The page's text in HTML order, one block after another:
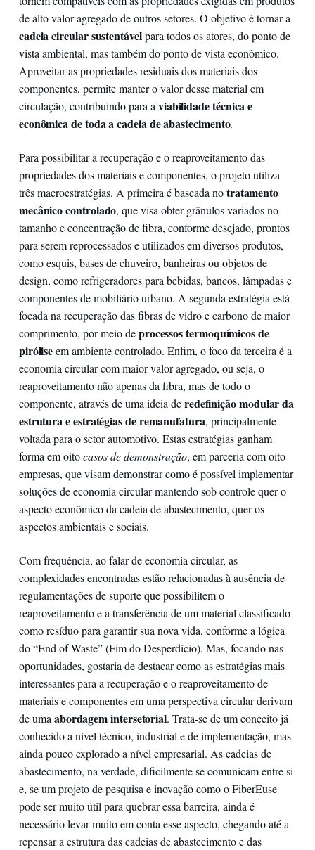
de alto valor agregado de outros setores. O objetivo é tornar a
cadeia circular sustentávelpara todos os atores, do ponto de
vista ambiental, mas também do ponto de vista econômico.
Aproveitar as propriedades residuais dos materiais dos
componentes, permite manter o valor desse material em
circulação, contribuindo para a viabilidade técnica e
econômica de toda a cadeia de abastecimento.
Para possibilitar a recuperação e o reaproveitamento das
propriedades dos materiais e componentes, o projeto utiliza
três macroestratégias. A primeira é baseada notratamento
mecânico controlado, que visa obter grânulos variados no
tamanho e concentração de fibra, conforme desejado, prontos
para serem reprocessados e utilizados em diversos produtos,
como esquis, bases de chuveiro, banheiras ou objetos de
design, como refrigeradores para bebidas, bancos, lâmpadas e
componentes de mobiliário urbano. A segunda estratégia está
focada na recuperação das fibras de vidro e carbono de maior
comprimento, por meio deprocessos termoquímicos de
piróliseem ambiente controlado. Enfim, o foco da terceira é a
economia circular com maior valor agregado, ou seja, o
reaproveitamento não apenas da fibra, mas de todo o
componente, através de uma ideia deredefinição modular da
estrutura e estratégias de remanufatura, principalmente
voltada para o setor automotivo. Estas estratégias ganham
forma em oitocasos de demonstração, em parceria com oito
empresas, que visam demonstrar como é possível implementar
soluções de economia circular mantendo sob controle quer o
aspecto econômico da cadeia de abastecimento, quer os
aspectos ambientais e sociais.
Com frequência, ao falar de economia circular, as
complexidades encontradas estão relacionadas à ausência de
regulamentações de suporte que possibilitem o
reaproveitamento e a transferência de um material classificado
como resíduo para garantir sua nova vida, conforme a lógica
do “End of Waste” (Fim do Desperdício). Mas, focando nas
oportunidades, gostaria de destacar como as estratégias mais
interessantes para a recuperação e o reaproveitamento de
materiais e componentes em uma perspectiva circular derivam
de uma abordagem intersetorial. Trata-se de um conceito já
conhecido a nível técnico, industrial e de implementação, mas
ainda pouco explorado a nível empresarial. As cadeias de
abastecimento, na verdade, dificilmente se comunicam entre si
e, se um projeto de pesquisa e inovação como o FiberEuse
pode ser muito útil para quebrar essa barreira, ainda é
necessário levar muito em conta esse aspecto, chegando até a
repensar a estrutura das cadeias de abastecimento e das